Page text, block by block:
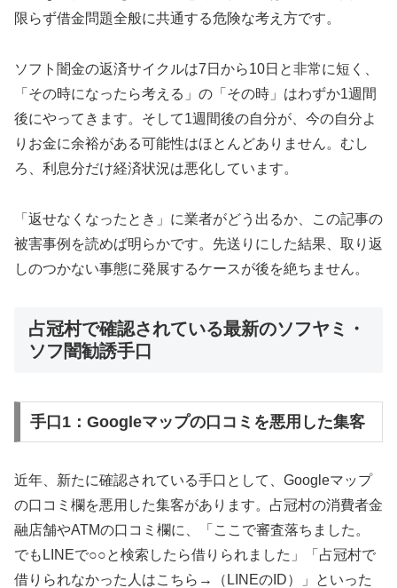
限らず借金問題全般に共通する危険な考え方です。
ソフト闇金の返済サイクルは7日から10日と非常に短く、
「その時になったら考える」の「その時」はわずか1週間
後にやってきます。そして1週間後の自分が、今の自分よ
りお金に余裕がある可能性はほとんどありません。むし
ろ、利息分だけ経済状況は悪化しています。
「返せなくなったとき」に業者がどう出るか、この記事の
被害事例を読めば明らかです。先送りにした結果、取り返
しのつかない事態に発展するケースが後を絶ちません。
占冠村で確認されている最新のソフヤミ・
ソフ闇勧誘手口
手口1：Googleマップの口コミを悪用した集客
近年、新たに確認されている手口として、Googleマップ
の口コミ欄を悪用した集客があります。占冠村の消費者金
融店舗やATMの口コミ欄に、「ここで審査落ちました。
でもLINEで○○と検索したら借りられました」「占冠村で
借りられなかった人はこちら→（LINEのID）」といった